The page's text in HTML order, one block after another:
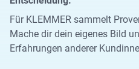
Für KLEMMER sammelt
Mache dir dein eigenes Bild
Erfahrungen anderer